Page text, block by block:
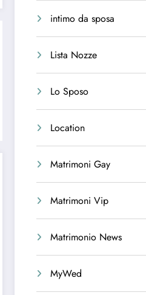
intimo da sposa
Lista Nozze
Lo Sposo
Location
Matrimoni Gay
Matrimoni Vip
Matrimonio News
MyWed